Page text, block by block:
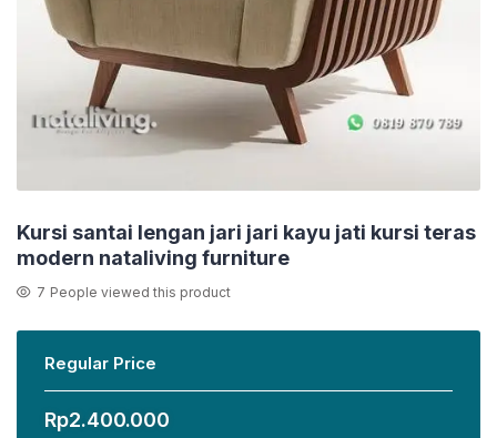
Kursi santai lengan jari jari kayu jati kursi teras
modern nataliving furniture
7 People viewed this product
Regular Price
Rp2.400.000